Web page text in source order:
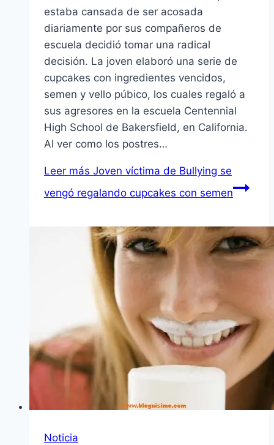
estaba cansada de ser acosada
diariamente por sus compañeros de
escuela decidió tomar una radical
decisión. La joven elaboró una serie de
cupcakes con ingredientes vencidos,
semen y vello púbico, los cuales regaló a
sus agresores en la escuela Centennial
High School de Bakersfield, en California.
Al ver como los postres…
Leer más Joven víctima de Bullying se
vengó regalando cupcakes con semen
Noticia